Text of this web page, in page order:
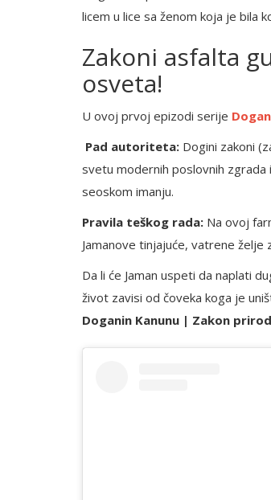
licem u lice sa ženom koja je bila
Zakoni asfalta
osveta!
U ovoj prvoj epizodi serije
Pad autoriteta: Dogini zakoni
svetu modernih poslovnih
seoskom imanju.
Pravila teškog rada: Na ovoj
Jamanove tinjajuće, vatrene
Da li će Jaman uspeti da naplati
život zavisi od čoveka koga je
Doganin Kanunu | Zakon